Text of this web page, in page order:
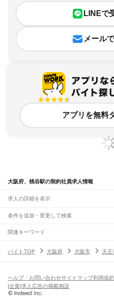
LINEで
メール
アプリを無料
大阪府、桃谷駅の契約社員求人情報
求人の詳細を表示
条件を追加・変更して検索
市区町村を追加・変更
大阪府すべて
生野区旭区城東区阿倍野区 住吉区東
平野区北区中央区
駅を追加・変更
島本駅 高槻駅摂津富田駅 JR総持寺駅茨木
新大阪駅大阪駅
JR神戸線(大阪～神戸)
飲食・フードサービス
飲食・フードサービス
ホールスタッフ
皿洗
特徴を追加・変更
人気
関連キーワード
バイトTOP
大阪府 大阪市 天王
ヘルプ・お問い合わせサイトマップ利用規
[企業]求人広告の掲載相談